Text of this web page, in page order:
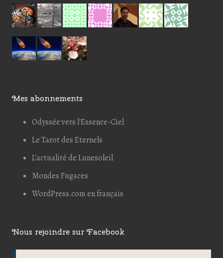
Mes abonnements
Odyssée vers l'Essence-Ciel
Le Tarot des Eternels
L'actualité de Lunesoleil
Mondes Fugaces
WordPress.com en français
Nous rejoindre sur Facebook